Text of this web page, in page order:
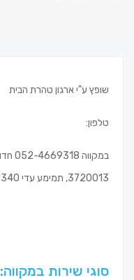
שופץ ע"י ארגון טהרת הבית
טלפון:
3720013, תמימע עדי 08-6519340
סוגי שירות במקווה: